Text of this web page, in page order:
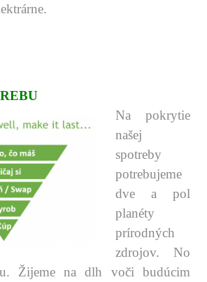
Na pokrytie
našej
spotreby
potrebujeme
dve a pol
planéty
prírodných
zdrojov. No
Žijeme na dlh voči budúcim